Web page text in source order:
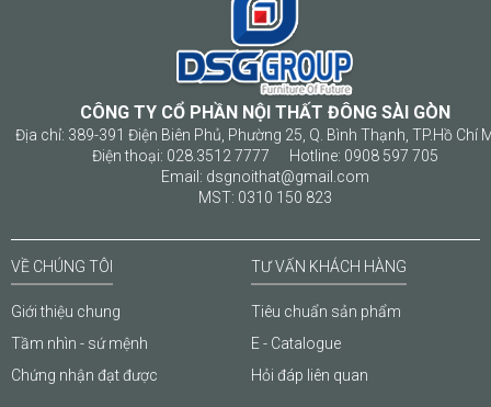
CÔNG TY CỔ PHẦN NỘI THẤT ĐÔNG SÀI GÒN
Địa chỉ: 389-391 Điện Biên Phủ, Phường 25, Q. Bình Thạnh, TP.Hồ Chí
Điện thoại: 028.3512 7777 Hotline: 0908 597 705
Email: dsgnoithat@gmail.com
MST: 0310 150 823
VỀ CHÚNG TÔI
Giới thiệu chung
Tầm nhìn - sứ mệnh
Chứng nhận đạt được
TƯ VẤN KHÁCH HÀNG
Tiêu chuẩn sản phẩm
E - Catalogue
Hỏi đáp liên quan